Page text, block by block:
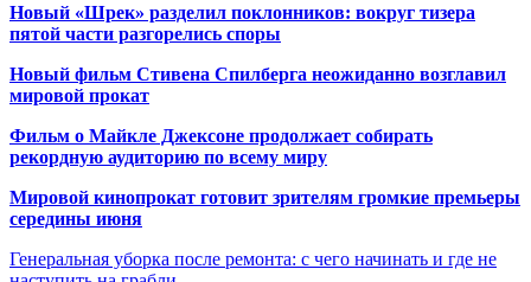
Новый «Шрек» разделил поклонников: вокруг тизера
пятой части разгорелись споры
Новый фильм Стивена Спилберга неожиданно возглавил
мировой прокат
Фильм о Майкле Джексоне продолжает собирать
рекордную аудиторию по всему миру
Мировой кинопрокат готовит зрителям громкие премьеры
середины июня
Генеральная уборка после ремонта: с чего начинать и где не